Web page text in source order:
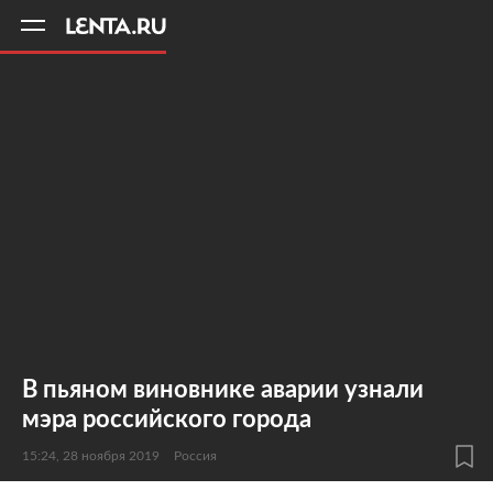
В пьяном виновнике аварии узнали
мэра российского города
15:24, 28 ноября 2019 Россия